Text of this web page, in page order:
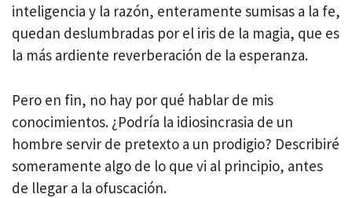
inteligencia y la razón, enteramente sumisas a la fe,
quedan deslumbradas por el iris de la magia, que es
la más ardiente reverberación de la esperanza.
Pero en fin, no hay por qué hablar de mis
conocimientos. ¿Podría la idiosincrasia de un
hombre servir de pretexto a un prodigio? Describiré
someramente algo de lo que vi al principio, antes
de llegar a la ofuscación.